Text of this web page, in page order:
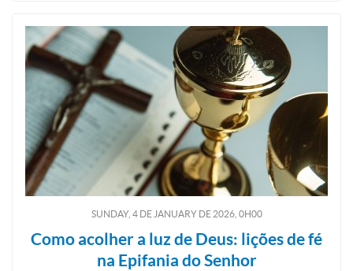
SUNDAY, 4DEJANUARYDE2026, 0H00
Como acolher a luz de Deus: lições de fé
na Epifania do Senhor